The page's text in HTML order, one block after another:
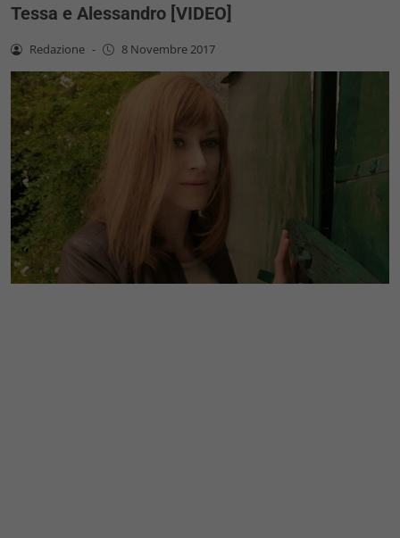
Tessa e Alessandro [VIDEO]
Redazione - 8 Novembre 2017